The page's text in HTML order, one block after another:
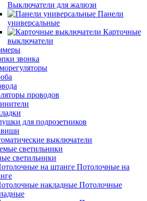
Выключатели для жалюзи
Панели
универсальные
Карточные
выключатели
звонка
проводов
для подрозетников
выключатели
светильники
светильники
Потолочные на
Потолочные